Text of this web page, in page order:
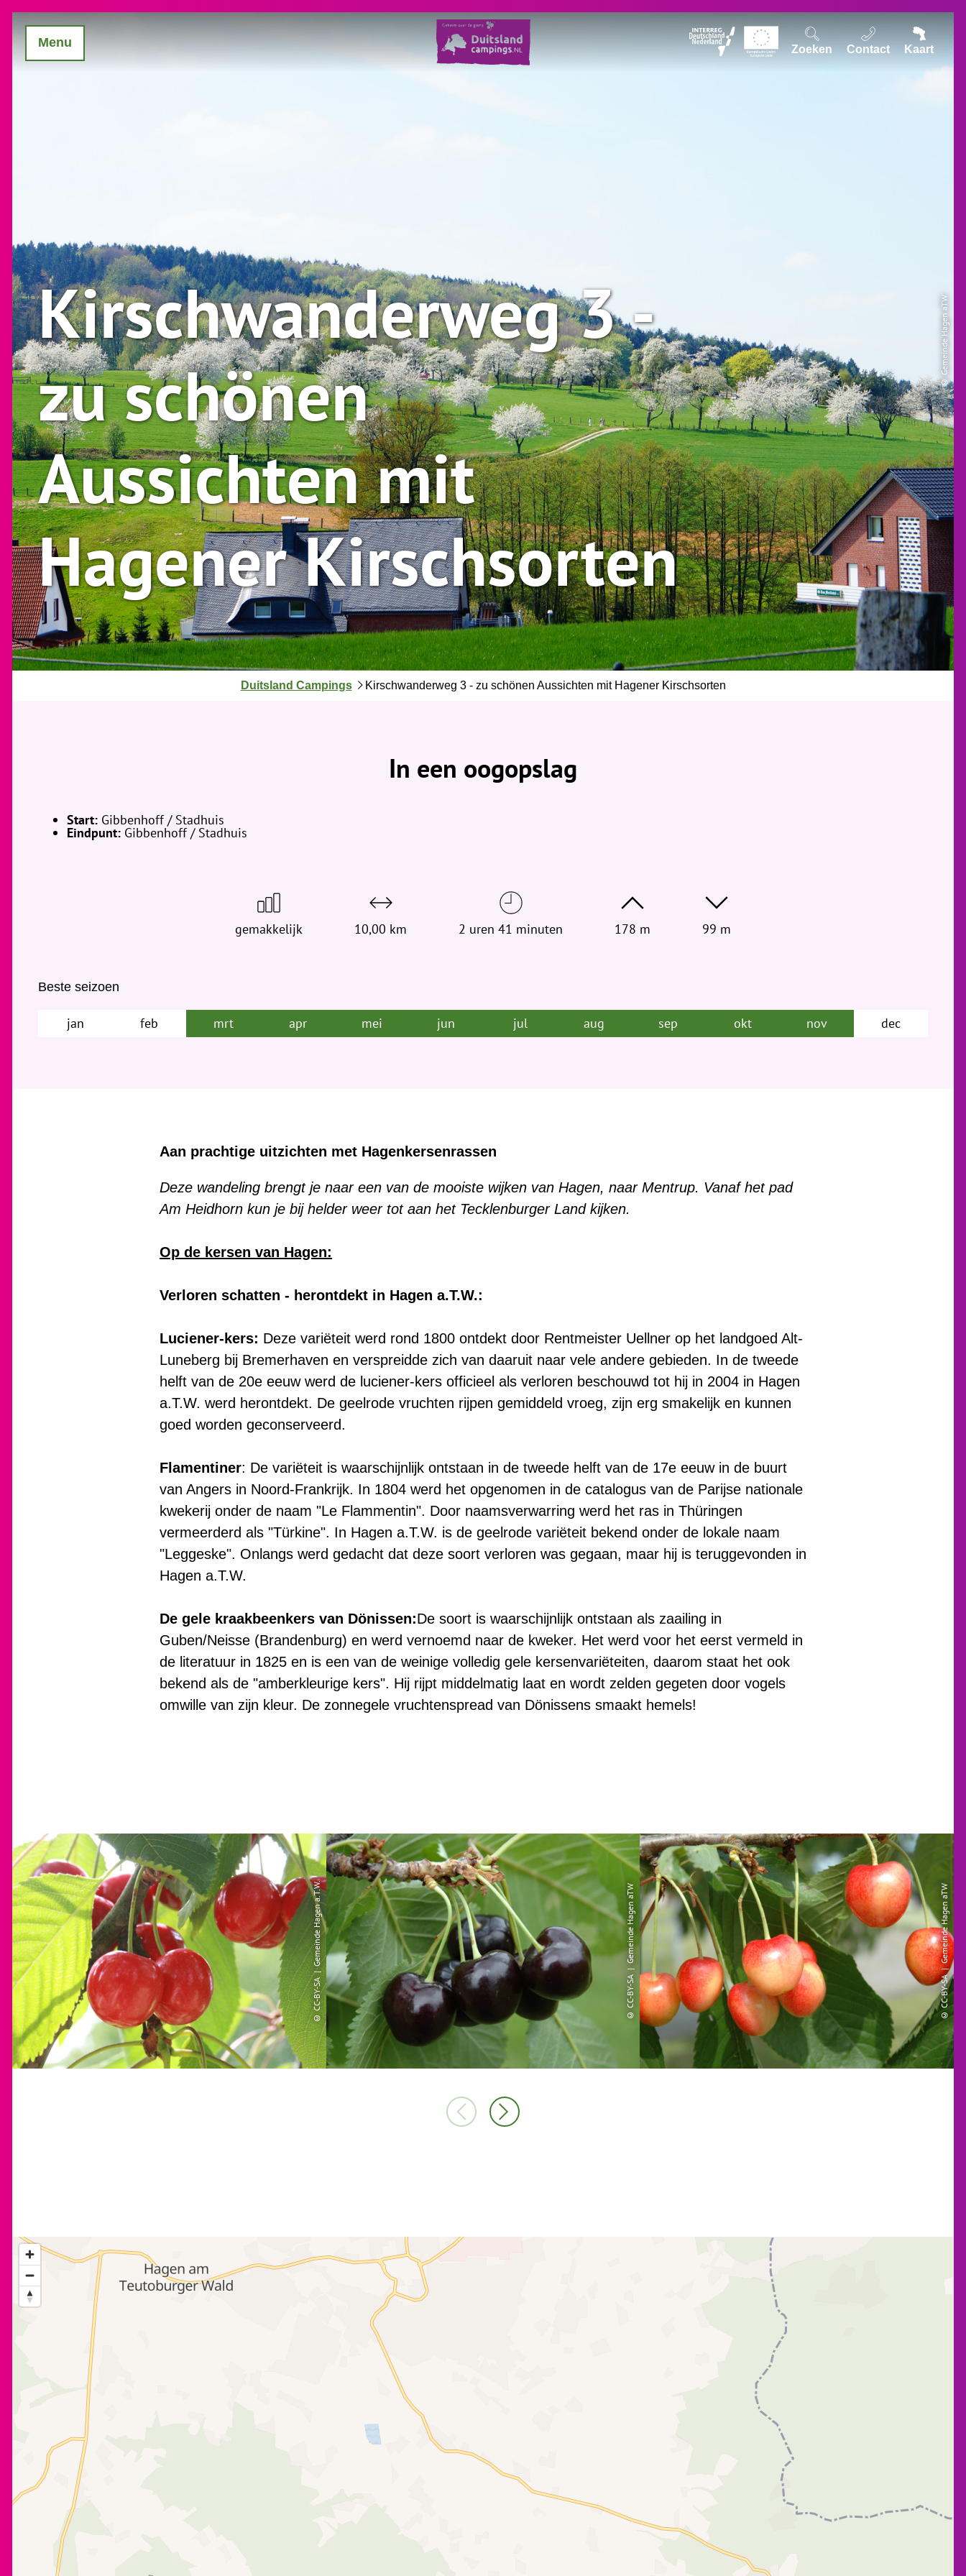
Zoeken Contact Kaart
Menu
© Gemeinde Hagen aTW
Kirschwanderweg 3 -
zu schönen
Aussichten mit
Hagener Kirschsorten
J
j
r
Duitsland Campings Kirschwanderweg 3 - zu schönen Aussichten mit Hagener Kirschsorten
In een oogopslag
Start: Gibbenhoff / Stadhuis
Eindpunt: Gibbenhoff / Stadhuis
gemakkelijk 10,00 km 2 uren 41 minuten 178 m 99 m
Beste seizoen
jan feb mrt apr mei jun jul aug sep okt nov dec
Aan prachtige uitzichten met Hagenkersenrassen
Deze wandeling brengt je naar een van de mooiste wijken van Hagen, naar Mentrup. Vanaf het pad
Am Heidhorn kun je bij helder weer tot aan het Tecklenburger Land kijken.
Op de kersen van Hagen:
Verloren schatten - herontdekt in Hagen a.T.W.:
Luciener-kers: Deze variëteit werd rond 1800 ontdekt door Rentmeister Uellner op het landgoed Alt-
Luneberg bij Bremerhaven en verspreidde zich van daaruit naar vele andere gebieden. In de tweede
helft van de 20e eeuw werd de luciener-kers officieel als verloren beschouwd tot hij in 2004 in Hagen
a.T.W. werd herontdekt. De geelrode vruchten rijpen gemiddeld vroeg, zijn erg smakelijk en kunnen
goed worden geconserveerd.
Flamentiner: De variëteit is waarschijnlijk ontstaan in de tweede helft van de 17e eeuw in de buurt
van Angers in Noord-Frankrijk. In 1804 werd het opgenomen in de catalogus van de Parijse nationale
kwekerij onder de naam "Le Flammentin". Door naamsverwarring werd het ras in Thüringen
vermeerderd als "Türkine". In Hagen a.T.W. is de geelrode variëteit bekend onder de lokale naam
"Leggeske". Onlangs werd gedacht dat deze soort verloren was gegaan, maar hij is teruggevonden in
Hagen a.T.W.
De gele kraakbeenkers van Dönissen:De soort is waarschijnlijk ontstaan als zaailing in
Guben/Neisse (Brandenburg) en werd vernoemd naar de kweker. Het werd voor het eerst vermeld in
de literatuur in 1825 en is een van de weinige volledig gele kersenvariëteiten, daarom staat het ook
bekend als de "amberkleurige kers". Hij rijpt middelmatig laat en wordt zelden gegeten door vogels
omwille van zijn kleur. De zonnegele vruchtenspread van Dönissens smaakt hemels!
© CC-BY-SA | Gemeinde Hagen a.T.W. © CC-BY-SA | Gemeinde Hagen aTW © CC-BY-SA | Gemeinde Hagen aTW